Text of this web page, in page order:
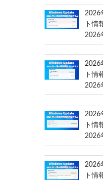
2026
ト情
2026
2026
ト情
2026
2026
ト情
2026
2026
ト情